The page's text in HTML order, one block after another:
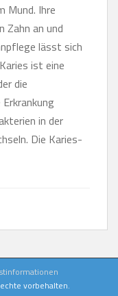
Mund. Ihre
an und
lässt sich
ist eine
die
in der
Die Karies-
vorbehalten.